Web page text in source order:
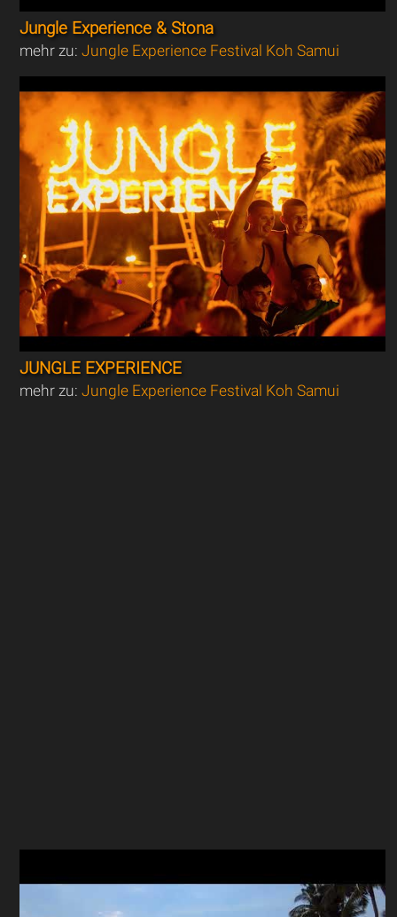
Jungle Experience & Stona
mehr zu:Jungle Experience Festival Koh Samui
JUNGLE EXPERIENCE
mehr zu:Jungle Experience Festival Koh Samui